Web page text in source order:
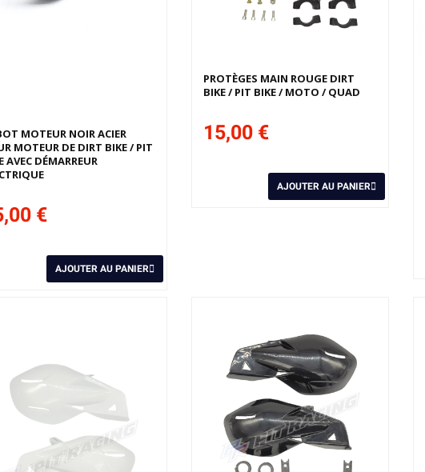
MOTEUR NOIR ACIER
MOTEUR DE DIRT BIKE / PIT
AVEC DÉMARREUR
€
AJOUTER AU PANIER
PROTÈGES MAIN ROUGE DIRT
BIKE / PIT BIKE / MOTO / QUAD
15,00 €
AJOUTER AU PANIER